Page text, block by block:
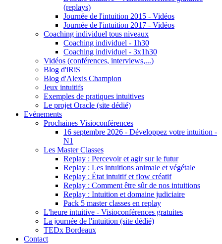
(replays)
Journée de l'intuition 2015 - Vidéos
Journée de l'intuition 2017 - Vidéos
Coaching individuel tous niveaux
Coaching individuel - 1h30
Coaching individuel - 3x1h30
Vidéos (conférences, interviews,...)
Blog d'iRiS
Blog d'Alexis Champion
Jeux intuitifs
Exemples de pratiques intuitives
Le projet Oracle (site dédié)
Evénements
Prochaines Visioconférences
16 septembre 2026 - Développez votre intuition -
N1
Les Master Classes
Replay : Percevoir et agir sur le futur
Replay : Les intuitions animale et végétale
Replay : État intuitif et flow créatif
Replay : Comment être sûr de nos intuitions
Replay : Intuition et domaine judiciaire
Pack 5 master classes en replay
L'heure intuitive - Visioconférences gratuites
La journée de l'intuition (site dédié)
TEDx Bordeaux
Contact